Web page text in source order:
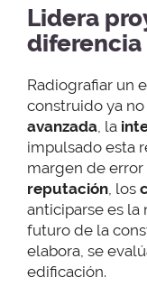
Lidera
diferencia
Radiografiar un
construido ya no
avanzada , la
impulsado esta
margen de
reputación , los
anticiparse es la
futuro de la
elabora, se
edificación.